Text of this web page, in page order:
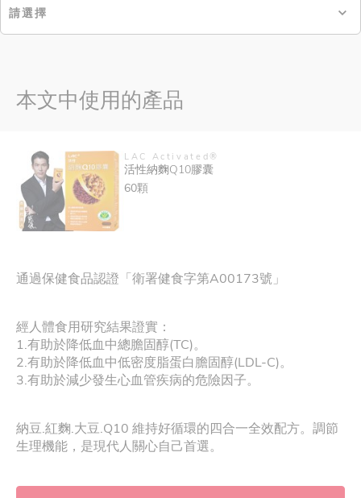
請選擇
本文中使用的產品
LAC Activated®
活性納麴Q10膠囊
60顆
通過保健食品認證「衛署健食字第A00173號」
經人體食用研究結果證實：
1.有助於降低血中總膽固醇(TC)。
2.有助於降低血中低密度脂蛋白膽固醇(LDL-C)。
3.有助於減少發生心血管疾病的危險因子。
納豆.紅麴.大豆.Q10 維持好循環的四合一全效配方。調節
生理機能，是現代人關心自己首選。